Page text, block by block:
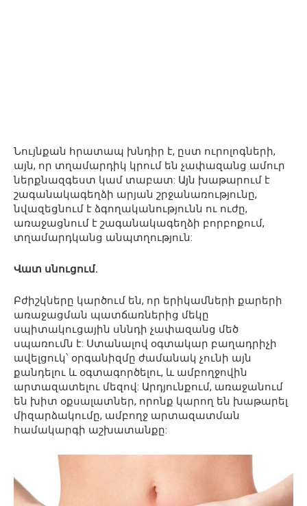
Նույնքան հրատապ խնդիր է, ըստ ուրոլոգների,
այն, որ տղամարդիկ կրում են չափազանց ամուր
ներքնազգեստ կամ տաբատ: Այն խաթարում է
շագանակագեղձի արյան շրջանառությունը,
նվազեցնում է ձգողականությունն ու ուժը,
առաջացնում է շագանակագեղձի բորբոքում,
տղամարդկանց անպտղություն:
Վատ սնուցում.
Բժիշկները կարծում են, որ երիկամների քարերի
առաջացման պատճառներից մեկը
սպիտակուցային սննդի չափազանց մեծ
սպառումն է: Ստանալով օգտակար բաղադրիչի
ավելցուկ՝ օրգանիզմը ժամանակ չունի այն
քանդելու և օգտագործելու, և ամբողջովին
արտազատելու մեզով: Արդյունքում, առաջանում
են խիտ օքսալատներ, որոնք կարող են խաթարել
միզարձակումը, ամբողջ արտազատման
համակարգի աշխատանքը: